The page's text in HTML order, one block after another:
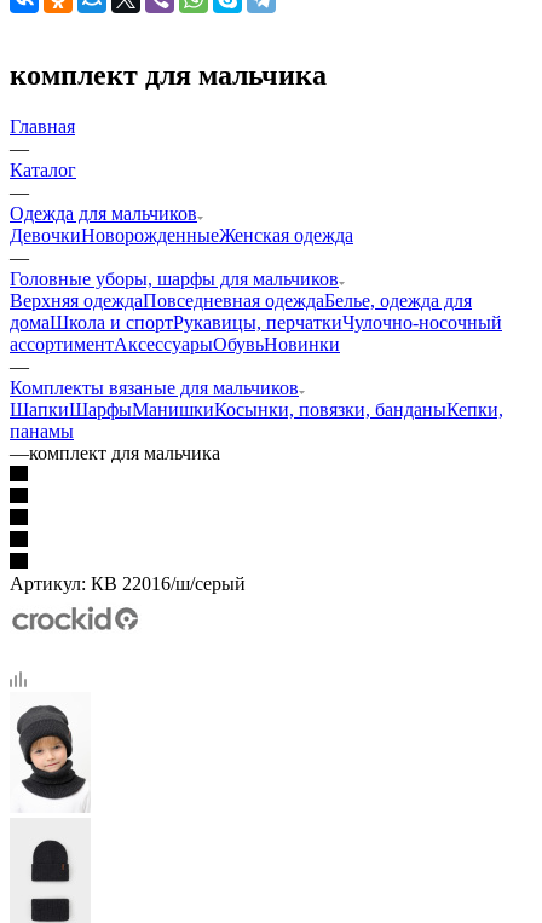
комплект для мальчика
Главная
—
Каталог
—
Одежда для мальчиков
ДевочкиНоворожденныеЖенская одежда
—
Головные уборы, шарфы для мальчиков
Верхняя одеждаПовседневная одеждаБелье, одежда для
домаШкола и спортРукавицы, перчаткиЧулочно-носочный
ассортиментАксессуарыОбувьНовинки
—
Комплекты вязаные для мальчиков
ШапкиШарфыМанишкиКосынки, повязки, банданыКепки,
панамы
—комплект для мальчика
Артикул: КВ 22016/ш/серый